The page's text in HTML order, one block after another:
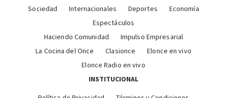
Sociedad
Internacionales Deportes
Economía
Espectáculos
Haciendo Comunidad
Impulso Empresarial
La Cocina del Once
Clasionce
Elonce en vivo
Elonce Radio en vivo
INSTITUCIONAL